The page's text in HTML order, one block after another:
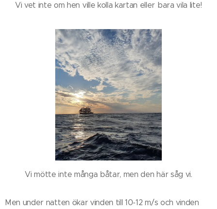
Vi vet inte om hen ville kolla kartan eller bara vila lite!
Vi mötte inte många båtar, men den här såg vi.
Men under natten ökar vinden till 10-12 m/s och vinden